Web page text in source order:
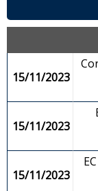
15/11/2023
15/11/2023
15/11/2023